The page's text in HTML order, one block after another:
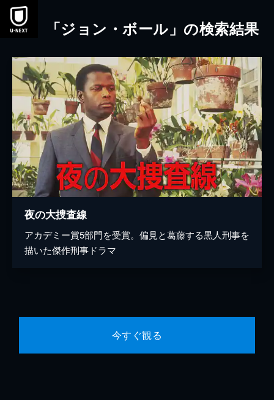
本文へスキップ
「ジョン・ボール」の検索結果
夜の大捜査線
アカデミー賞5部門を受賞。偏見と葛藤する黒人刑事を
描いた傑作刑事ドラマ
今すぐ観る